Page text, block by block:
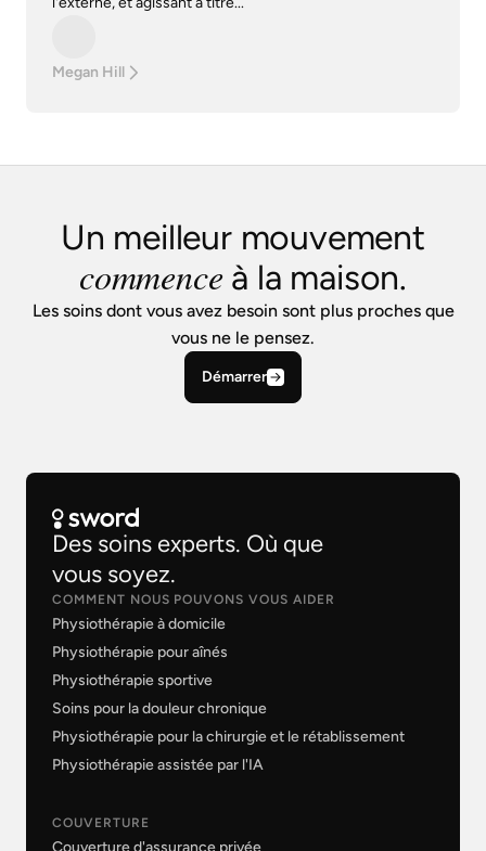
Megan Hill
Un meilleur mouvement
commenceà la maison.
Les soins dont vous avez besoin sont plus proches que
vous ne le pensez.
Démarrer
Des soins experts. Où que
vous soyez.
COMMENT NOUS POUVONS VOUS AIDER
Physiothérapie à domicile
Physiothérapie pour aînés
Physiothérapie sportive
Soins pour la douleur chronique
Physiothérapie pour la chirurgie et le rétablissement
Physiothérapie assistée par l'IA
COUVERTURE
Couverture d'assurance privée